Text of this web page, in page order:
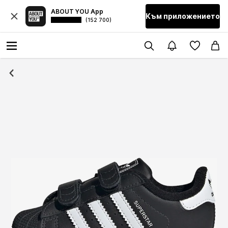
ABOUT YOU App
(152 700) Към приложението